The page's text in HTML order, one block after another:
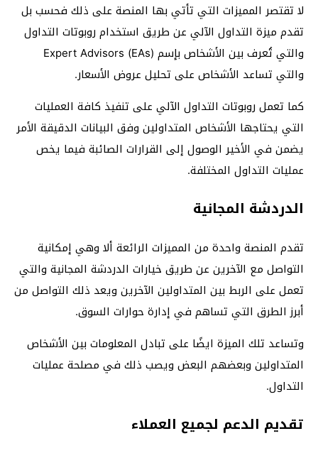
لا تقتصر المميزات التي تأتي بها المنصة على ذلك فحسب بل
تقدم ميزة التداول الآلي عن طريق استخدام روبوتات التداول
والتي تُعرف بين الأشخاص بإسم Expert Advisors (EAs)
والتي تساعد الأشخاص على تحليل عروض الأسعار.
كما تعمل روبوتات التداول الآلي على تنفيذ كافة العمليات
التي يحتاجها الأشخاص المتداولين وفق البيانات الدقيقة الأمر
يضمن في الأخير الوصول إلى القرارات الصائبة فيما يخص
عمليات التداول المختلفة.
الدردشة المجانية
تقدم المنصة واحدة من المميزات الرائعة ألا وهي إمكانية
التواصل مع الآخرين عن طريق خيارات الدردشة المجانية والتي
تعمل على الربط بين المتداولين الآخرين ويعد ذلك التواصل من
أبرز الطرق التي تساهم في إدارة حوارات السوق.
وتساعد تلك الميزة ايضًا على تبادل المعلومات بين الأشخاص
المتداولين وبعضهم البعض ويصب ذلك في مصلحة عمليات
التداول.
تقديم الدعم لجميع العملاء